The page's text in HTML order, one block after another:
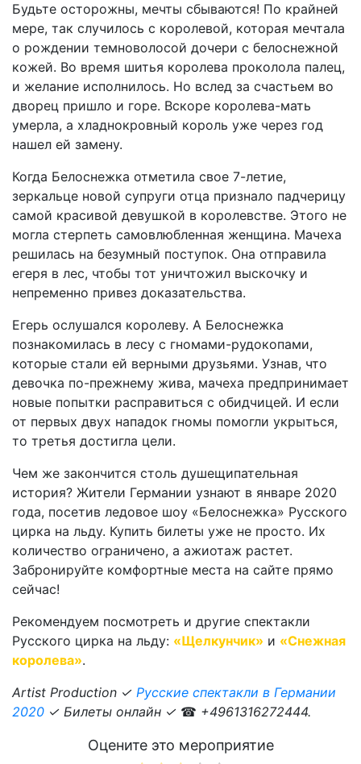
Будьте осторожны, мечты сбываются! По крайней
мере, так случилось с королевой, которая мечтала
о рождении темноволосой дочери с белоснежной
кожей. Во время шитья королева проколола палец,
и желание исполнилось. Но вслед за счастьем во
дворец пришло и горе. Вскоре королева-мать
умерла, а хладнокровный король уже через год
нашел ей замену.
Когда Белоснежка отметила свое 7-летие,
зеркальце новой супруги отца признало падчерицу
самой красивой девушкой в королевстве. Этого не
могла стерпеть самовлюбленная женщина. Мачеха
решилась на безумный поступок. Она отправила
егеря в лес, чтобы тот уничтожил выскочку и
непременно привез доказательства.
Егерь ослушался королеву. А Белоснежка
познакомилась в лесу с гномами-рудокопами,
которые стали ей верными друзьями. Узнав, что
девочка по-прежнему жива, мачеха предпринимает
новые попытки расправиться с обидчицей. И если
от первых двух нападок гномы помогли укрыться,
то третья достигла цели.
Чем же закончится столь душещипательная
история? Жители Германии узнают в январе 2020
года, посетив ледовое шоу «Белоснежка» Русского
цирка на льду. Купить билеты уже не просто. Их
количество ограничено, а ажиотаж растет.
Забронируйте комфортные места на сайте прямо
сейчас!
Рекомендуем посмотреть и другие спектакли
Русского цирка на льду: «Щелкунчик» и «Снежная
королева».
Artist Production ✓ Русские спектакли в Германии
2020 ✓ Билеты онлайн ✓ ☎ +4961316272444.
Оцените это мероприятие